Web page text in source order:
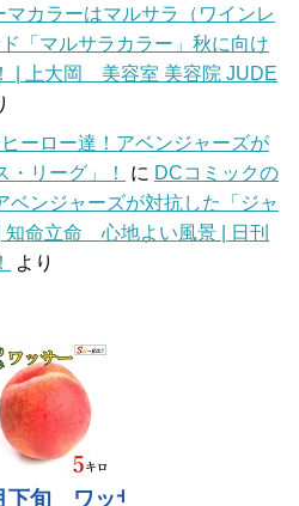
カラーはマルサラ（ワインレ
「マルサラカラー」秋に向け
| 上大岡 美容室 美容院 JUDE
ーロー達！アベンジャーズが
・リーグ」！
に DCコミックの
ベンジャーズが対抗した「ジャ
知命立命 心地よい風景 | 日刊
より